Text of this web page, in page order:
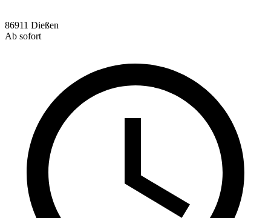
86911 Dießen
Ab sofort